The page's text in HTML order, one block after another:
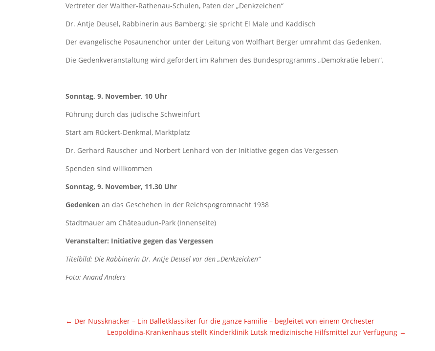
Vertreter der Walther-Rathenau-Schulen, Paten der „Denkzeichen“
Dr. Antje Deusel, Rabbinerin aus Bamberg; sie spricht El Male und Kaddisch
Der evangelische Posaunenchor unter der Leitung von Wolfhart Berger umrahmt das Gedenken.
Die Gedenkveranstaltung wird gefördert im Rahmen des Bundesprogramms „Demokratie leben“.
Sonntag, 9. November, 10 Uhr
Führung durch das jüdische Schweinfurt
Start am Rückert-Denkmal, Marktplatz
Dr. Gerhard Rauscher und Norbert Lenhard von der Initiative gegen das Vergessen
Spenden sind willkommen
Sonntag, 9. November, 11.30 Uhr
Gedenkenan das Geschehen in der Reichspogromnacht 1938
Stadtmauer am Châteaudun-Park (Innenseite)
Veranstalter: Initiative gegen das Vergessen
Titelbild: Die Rabbinerin Dr. Antje Deusel vor den „Denkzeichen“
Foto: Anand Anders
← Der Nussknacker – Ein Balletklassiker für die ganze Familie – begleitet von einem Orchester
Leopoldina-Krankenhaus stellt Kinderklinik Lutsk medizinische Hilfsmittel zur Verfügung →